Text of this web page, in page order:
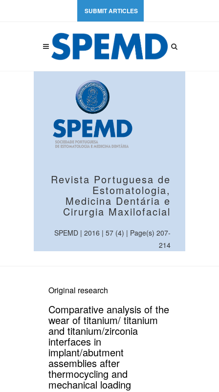
SUBMIT ARTICLES
Revista Portuguesa de
Estomatologia,
Medicina Dentária e
Cirurgia Maxilofacial
SPEMD | 2016 | 57 (4) | Page(s) 207-
214
Original research
Comparative analysis of the
wear of titanium/ titanium
and titanium/zirconia
interfaces in
implant/abutment
assemblies after
thermocycling and
mechanical loading